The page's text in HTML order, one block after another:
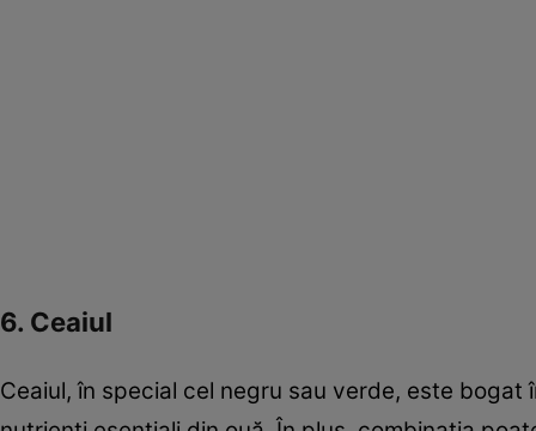
6. Ceaiul
Ceaiul, în special cel negru sau verde, este